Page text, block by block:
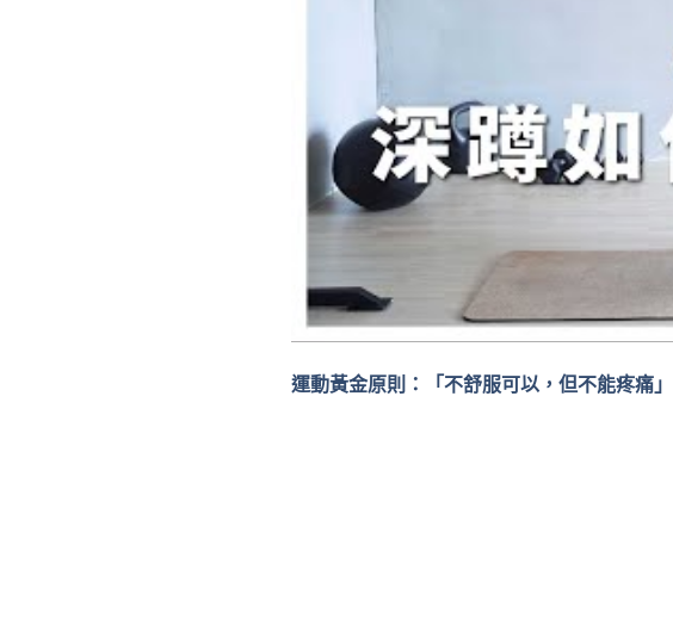
運動黃金原則：「不舒服可以，但不能疼痛」